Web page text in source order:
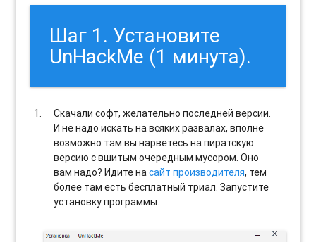
Шаг 1. Установите
UnHackMe (1 минута).
Скачали софт, желательно последней версии.
И не надо искать на всяких развалах, вполне
возможно там вы нарветесь на пиратскую
версию с вшитым очередным мусором. Оно
вам надо? Идите насайт производителя, тем
более там есть бесплатный триал. Запустите
установку программы.